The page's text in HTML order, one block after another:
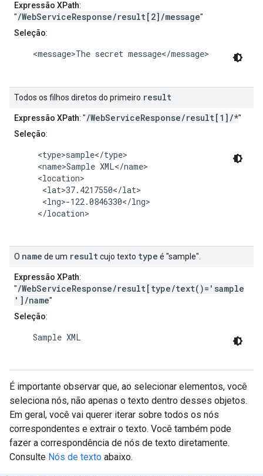
Expressão XPath:
"/WebServiceResponse/result[2]/message"
Seleção:
    <message>The secret message</message>
Todos os filhos diretos do primeiro result
Expressão XPath: "/WebServiceResponse/result[1]/*"
Seleção:
     <type>sample</type>
     <name>Sample XML</name>
     <location>
      <lat>37.4217550</lat>
      <lng>-122.0846330</lng>
     </location>
O name de um resultcujo texto type é "sample".
Expressão XPath:
"/WebServiceResponse/result[type/text()='sample
']/name"
Seleção:
    Sample XML
É importante observar que, ao selecionar elementos, você
seleciona nós, não apenas o texto dentro desses objetos.
Em geral, você vai querer iterar sobre todos os nós
correspondentes e extrair o texto. Você também pode
fazer a correspondência de nós de texto diretamente.
Consulte Nós de texto abaixo.